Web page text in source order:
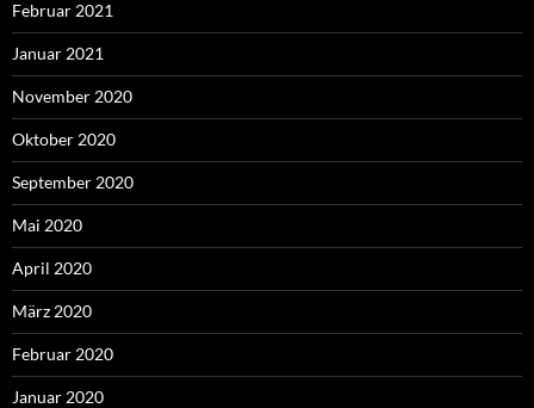
Februar 2021
Januar 2021
November 2020
Oktober 2020
September 2020
Mai 2020
April 2020
März 2020
Februar 2020
Januar 2020